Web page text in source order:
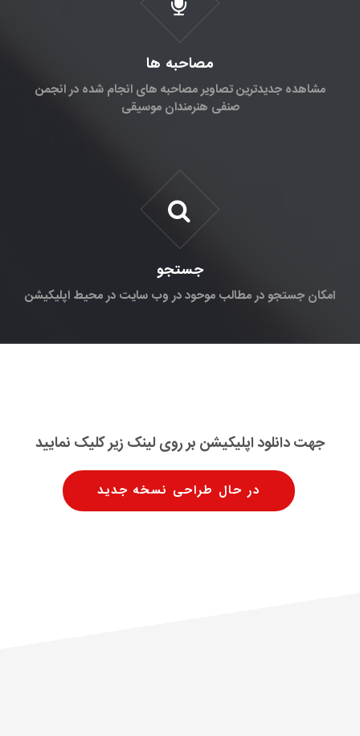
مصاحبه ها
مشاهده جدیدترین تصاویر مصاحبه های انجام شده در انجمن
صنفی هنرمندان موسیقی
جستجو
امکان جستجو در مطالب موحود در وب سایت در محیط اپلیکیشن
جهت دانلود اپلیکیشن بر روی لینک زیر کلیک نمایید
در حال طراحی نسخه جدید